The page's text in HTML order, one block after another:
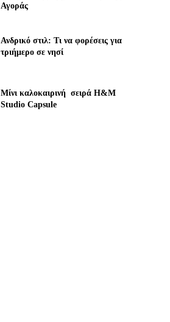
Αγοράς
Ανδρικό στιλ: Τι να φορέσεις για
τριήμερο σε νησί
Μίνι καλοκαιρινή σειρά H&M
Studio Capsule